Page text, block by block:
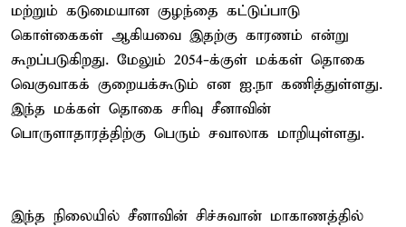
மற்றும் கடுமையான குழந்தை கட்டுப்பாடு
கொள்கைகள் ஆகியவை இதற்கு காரணம் என்று
கூறப்படுகிறது. மேலும் 2054-க்குள் மக்கள் தொகை
வெகுவாகக் குறையக்கூடும் என ஐ.நா கணித்துள்ளது.
இந்த மக்கள் தொகை சரிவு சீனாவின்
பொருளாதாரத்திற்கு பெரும் சவாலாக மாறியுள்ளது.
இந்த நிலையில் சீனாவின் சிச்சுவான் மாகாணத்தில்